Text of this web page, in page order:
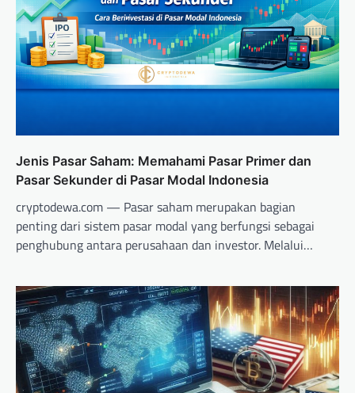
Jenis Pasar Saham: Memahami Pasar Primer dan
Pasar Sekunder di Pasar Modal Indonesia
cryptodewa.com — Pasar saham merupakan bagian
penting dari sistem pasar modal yang berfungsi sebagai
penghubung antara perusahaan dan investor. Melalui…